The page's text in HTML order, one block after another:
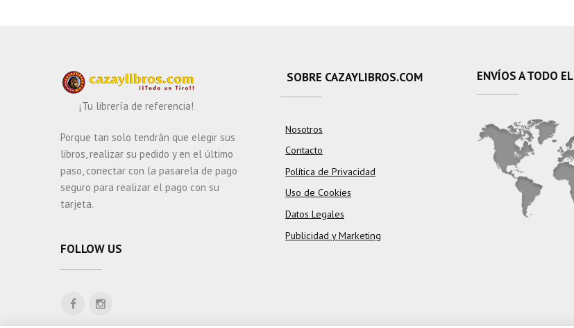
¡Tu librería de referencia!
Porque tan solo tendrán que elegir sus
libros, realizar su pedido y en el último
paso, conectar con la pasarela de pago
seguro para realizar el pago con su
tarjeta.
FOLLOW US
SOBRE CAZAYLIBROS.COM
Nosotros
Contacto
Política de Privacidad
Uso de Cookies
Datos Legales
Publicidad y Marketing
ENVÍOS A TODO